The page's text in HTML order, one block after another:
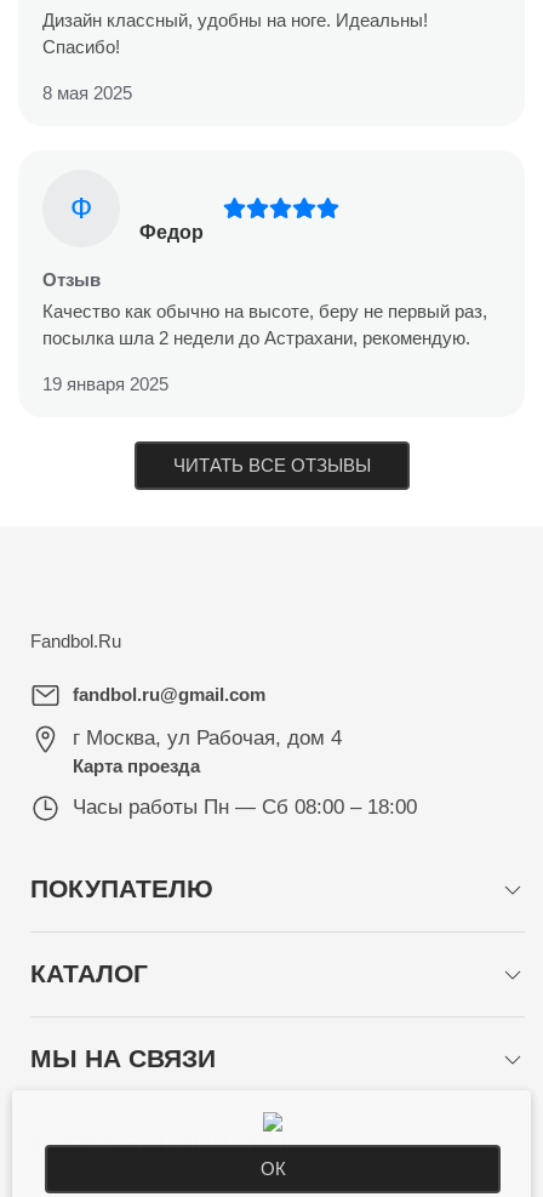
Дизайн классный, удобны на ноге. Идеальны!
Спасибо!
8 мая 2025
Ф
Федор
Отзыв
Качество как обычно на высоте, беру не первый раз,
посылка шла 2 недели до Астрахани, рекомендую.
19 января 2025
ЧИТАТЬ ВСЕ ОТЗЫВЫ
Fandbol.Ru
fandbol.ru@gmail.com
г Москва, ул Рабочая, дом 4
Карта проезда
Часы работы Пн — Сб 08:00 – 18:00
ПОКУПАТЕЛЮ
КАТАЛОГ
МЫ НА СВЯЗИ
СПОСОБЫ ОПЛАТЫ
ОК